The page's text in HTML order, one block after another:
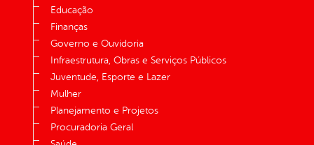
Educação
Finanças
Governo e Ouvidoria
Infraestrutura, Obras e Serviços Públicos
Juventude, Esporte e Lazer
Mulher
Planejamento e Projetos
Procuradoria Geral